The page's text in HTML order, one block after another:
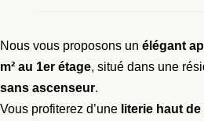
Nous vous proposons un élégant
m² au 1er étage, situé dans une
sans ascenseur.
Vous profiterez d’une literie haut